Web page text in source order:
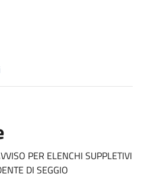
PER ELENCHI SUPPLETIVI
DI SEGGIO